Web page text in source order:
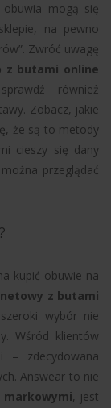
mogą się
na pewno
Zwróć uwagę
z butami online
również
Zobacz, jakie
że są to metody
cieszy się dany
przeglądać
kupić obuwie na
z butami
wybór nie
Wśród klientów
– zdecydowana
Answear to nie
, jest